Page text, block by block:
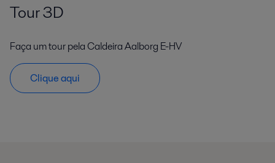
Tour 3D
Faça um tour pela Caldeira Aalborg E-HV
Clique aqui